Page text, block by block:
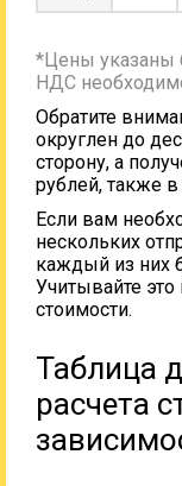
*Цены указаны
НДС
Обратите
округлен до
сторону, а
рублей, также в
Если вам
нескольких
каждый из них
Учитывайте это
стоимости.
Таблица
расчета